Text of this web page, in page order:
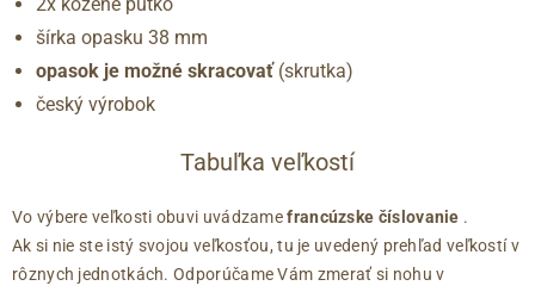
2x kožené pútko
šírka opasku 38 mm
opasok je možné skracovať(skrutka)
český výrobok
Tabuľka veľkostí
Vo výbere veľkosti obuvi uvádzamefrancúzske číslovanie .
Ak si nie ste istý svojou veľkosťou, tu je uvedený prehľad veľkostí v
rôznych jednotkách. Odporúčame Vám zmerať si nohu v